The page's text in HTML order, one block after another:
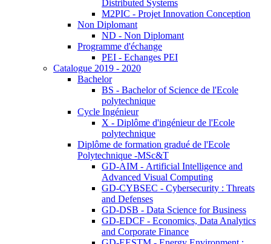
Distributed Systems
M2PIC - Projet Innovation Conception
Non Diplomant
ND - Non Diplomant
Programme d'échange
PEI - Echanges PEI
Catalogue 2019 - 2020
Bachelor
BS - Bachelor of Science de l'Ecole
polytechnique
Cycle Ingénieur
X - Diplôme d'ingénieur de l'Ecole
polytechnique
Diplôme de formation gradué de l'Ecole
Polytechnique -MSc&T
GD-AIM - Artificial Intelligence and
Advanced Visual Computing
GD-CYBSEC - Cybersecurity : Threats
and Defenses
GD-DSB - Data Science for Business
GD-EDCF - Economics, Data Analytics
and Corporate Finance